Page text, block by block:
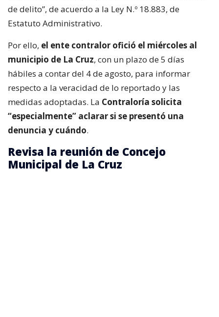
de delito”, de acuerdo a la Ley N.º 18.883, de
Estatuto Administrativo.
Por ello, el ente contralor ofició el miércoles al
municipio de La Cruz, con un plazo de 5 días
hábiles a contar del 4 de agosto, para informar
respecto a la veracidad de lo reportado y las
medidas adoptadas. La Contraloría solicita
“especialmente” aclarar si se presentó una
denuncia y cuándo.
Revisa la reunión de Concejo
Municipal de La Cruz